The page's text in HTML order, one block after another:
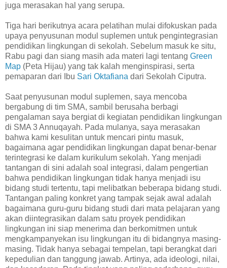
juga merasakan hal yang serupa.
Tiga hari berikutnya acara pelatihan mulai difokuskan pada
upaya penyusunan modul suplemen untuk pengintegrasian
pendidikan lingkungan di sekolah. Sebelum masuk ke situ,
Rabu pagi dan siang masih ada materi lagi tentang Green
Map (Peta Hijau) yang tak kalah menginspirasi, serta
pemaparan dari Ibu Sari Oktafiana dari Sekolah Ciputra.
Saat penyusunan modul suplemen, saya mencoba
bergabung di tim SMA, sambil berusaha berbagi
pengalaman saya bergiat di kegiatan pendidikan lingkungan
di SMA 3 Annuqayah. Pada mulanya, saya merasakan
bahwa kami kesulitan untuk mencari pintu masuk,
bagaimana agar pendidikan lingkungan dapat benar-benar
terintegrasi ke dalam kurikulum sekolah. Yang menjadi
tantangan di sini adalah soal integrasi, dalam pengertian
bahwa pendidikan lingkungan tidak hanya menjadi isu
bidang studi tertentu, tapi melibatkan beberapa bidang studi.
Tantangan paling konkret yang tampak sejak awal adalah
bagaimana guru-guru bidang studi dari mata pelajaran yang
akan diintegrasikan dalam satu proyek pendidikan
lingkungan ini siap menerima dan berkomitmen untuk
mengkampanyekan isu lingkungan itu di bidangnya masing-
masing. Tidak hanya sebagai tempelan, tapi berangkat dari
kepedulian dan tanggung jawab. Artinya, ada ideologi, nilai,